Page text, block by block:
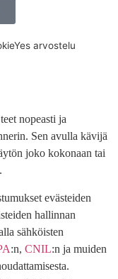
arvostelu
nopeasti ja
Sen avulla kävijä
joko kokonaan tai
evästeiden
hallinnan
sähköisten
:n, CNIL:n ja muiden